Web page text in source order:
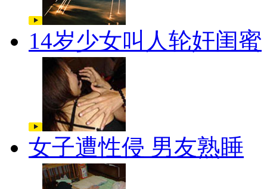
14岁少女叫人轮奸闺蜜
女子遭性侵 男友熟睡